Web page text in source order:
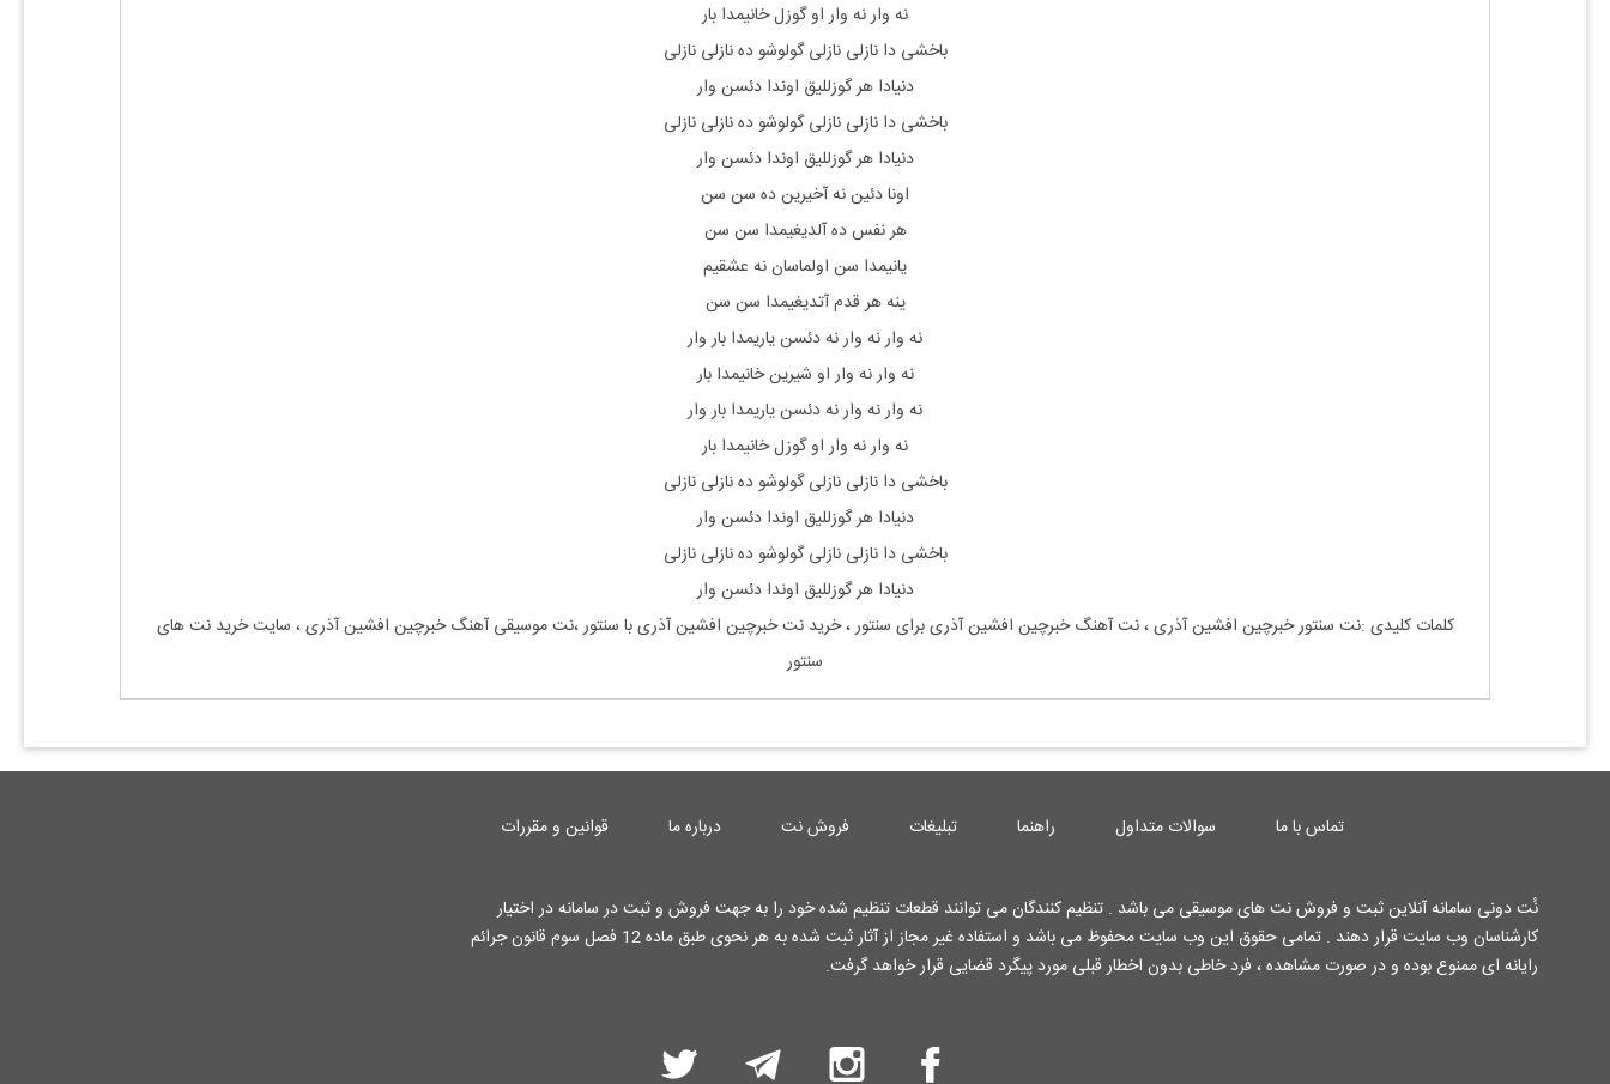
ﻧﻪ وار ﻧﻪ وار او ﮔﻮزل ﺧﺎﻧﻴﻤﺪا ﺑﺎر
ﺑﺎﺧﺸﻰ دا ﻧﺎزﻟﻰ ﻧﺎزﻟﻰ ﮔﻮﻟﻮﺷﻮ ده ﻧﺎزﻟﻰ ﻧﺎزﻟﻰ
دﻧﻴﺎدا ﻫﺮ ﮔﻮزﻟﻠﻴﻖ اوﻧﺪا دﺋﺴﻦ وار
ﺑﺎﺧﺸﻰ دا ﻧﺎزﻟﻰ ﻧﺎزﻟﻰ ﮔﻮﻟﻮﺷﻮ ده ﻧﺎزﻟﻰ ﻧﺎزﻟﻰ
دﻧﻴﺎدا ﻫﺮ ﮔﻮزﻟﻠﻴﻖ اوﻧﺪا دﺋﺴﻦ وار
اوﻧﺎ دﺋﻴﻦ ﻧﻪ آﺧﻴﺮﻳﻦ ده ﺳﻦ ﺳﻦ
ﻫﺮ ﻧﻔﺲ ده آﻟﺪﻳﻐﻴﻤﺪا ﺳﻦ ﺳﻦ
ﻳﺎﻧﻴﻤﺪا ﺳﻦ اوﻟﻤﺎﺳﺎن ﻧﻪ ﻋﺸﻘﻴﻢ
ﻳﻨﻪ ﻫﺮ ﻗﺪم آﺗﺪﻳﻐﻴﻤﺪا ﺳﻦ ﺳﻦ
ﻧﻪ وار ﻧﻪ وار ﻧﻪ دﺋﺴﻦ ﻳﺎرﻳﻤﺪا ﺑﺎر وار
ﻧﻪ وار ﻧﻪ وار او ﺷﻴﺮﻳﻦ ﺧﺎﻧﻴﻤﺪا ﺑﺎر
ﻧﻪ وار ﻧﻪ وار ﻧﻪ دﺋﺴﻦ ﻳﺎرﻳﻤﺪا ﺑﺎر وار
ﻧﻪ وار ﻧﻪ وار او ﮔﻮزل ﺧﺎﻧﻴﻤﺪا ﺑﺎر
ﺑﺎﺧﺸﻰ دا ﻧﺎزﻟﻰ ﻧﺎزﻟﻰ ﮔﻮﻟﻮﺷﻮ ده ﻧﺎزﻟﻰ ﻧﺎزﻟﻰ
دﻧﻴﺎدا ﻫﺮ ﮔﻮزﻟﻠﻴﻖ اوﻧﺪا دﺋﺴﻦ وار
ﺑﺎﺧﺸﻰ دا ﻧﺎزﻟﻰ ﻧﺎزﻟﻰ ﮔﻮﻟﻮﺷﻮ ده ﻧﺎزﻟﻰ ﻧﺎزﻟﻰ
دﻧﻴﺎدا ﻫﺮ ﮔﻮزﻟﻠﻴﻖ اوﻧﺪا دﺋﺴﻦ وار
کلمات کلیدی :نت سنتور خبرچین افشین آذری ، نت آهنگ خبرچین افشین آذری برای سنتور ، خرید نت خبرچین افشین آذری با سنتور ،نت موسیقی آهنگ خبرچین افشین آذری ، سایت خرید نت های
سنتور
تماس با ما سوالات متداول راهنما تبلیغات فروش نت درباره ما قوانین و مقررات
نُت دونی سامانه آنلاین ثبت و فروش نت های موسیقی می باشد . تنظیم کنندگان می توانند قطعات تنظیم شده خود را به جهت فروش و ثبت در سامانه در اختیار
کارشناسان وب سایت قرار دهند . تمامی حقوق این وب سایت محفوظ می باشد و استفاده غیر مجاز از آثار ثبت شده به هر نحوی طبق ماده 12 فصل سوم قانون جرائم
رایانه ای ممنوع بوده و در صورت مشاهده ، فرد خاطی بدون اخطار قبلی مورد پیگرد قضایی قرار خواهد گرفت.